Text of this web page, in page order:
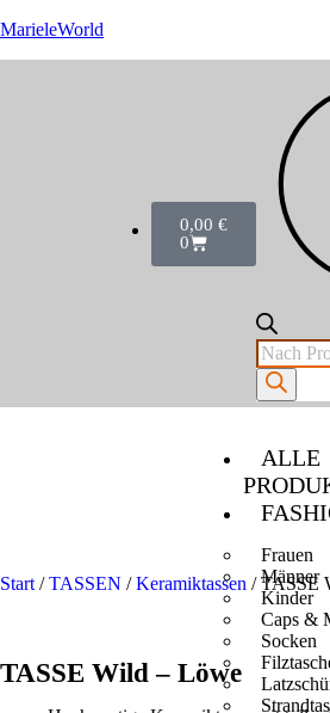
MarieleWorld
0,00 €
0
ALLE
Frauen
Männer
Kinder
Caps &
Socken
Start /TASSEN /Keramiktassen / TASSE
TASSE Wild – Löwe